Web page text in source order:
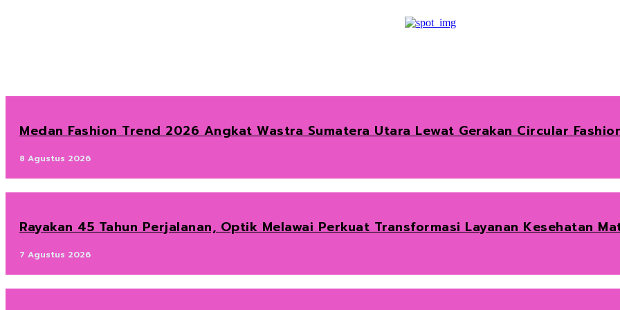
Medan Fashion Trend 2026 Angkat Wastra Sumatera Utara Lewat Gerakan Circular
8 Agustus 2026
Rayakan 45 Tahun Perjalanan, Optik Melawai Perkuat Transformasi Layanan Kesehatan
7 Agustus 2026